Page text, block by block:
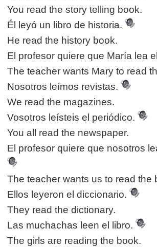
You read the story telling book.
Él leyó un libro de historia.
He read the history book.
El profesor quiere que María lea
The teacher wants Mary to read
Nosotros leímos revistas.
We read the magazines.
Vosotros leísteis el periódico.
You all read the newspaper.
El profesor quiere que nosotros
The teacher wants us to read the
Ellos leyeron el diccionario.
They read the dictionary.
Las muchachas leen el libro.
The girls are reading the book.